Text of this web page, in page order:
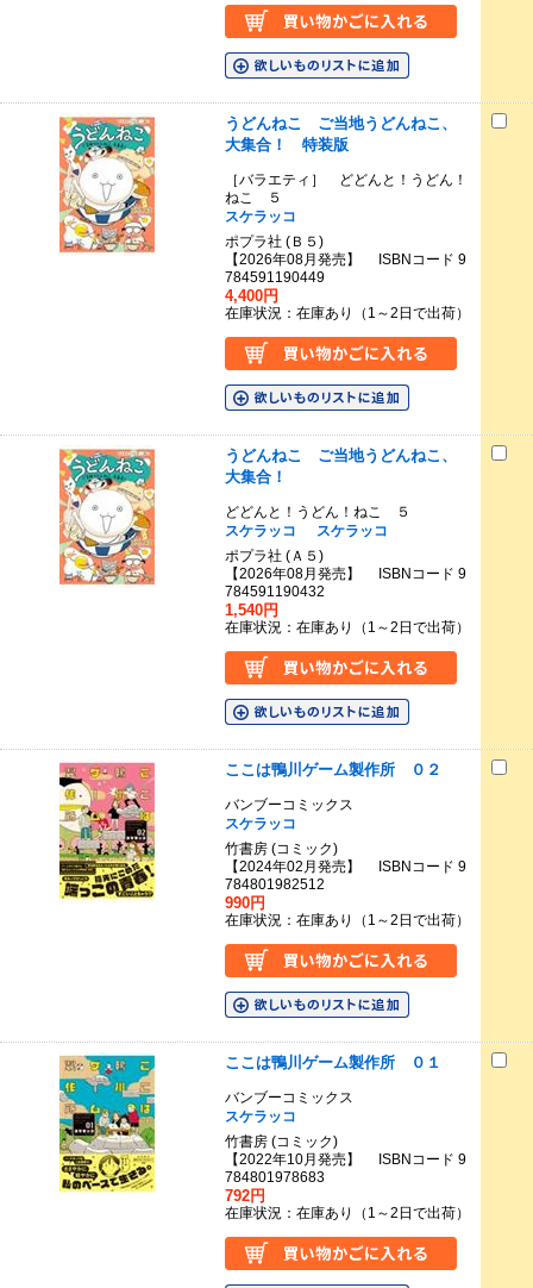
うどんねこ ご当地うどんねこ、
大集合！ 特装版
［バラエティ］ どどんと！うどん！
ねこ ５
スケラッコ
ポプラ社 (Ｂ５)
【2026年08月発売】 ISBNコード 9
784591190449
4,400円
在庫状況：在庫あり（1～2日で出荷）
うどんねこ ご当地うどんねこ、
大集合！
どどんと！うどん！ねこ ５
スケラッコ
スケラッコ
ポプラ社 (Ａ５)
【2026年08月発売】 ISBNコード 9
784591190432
1,540円
在庫状況：在庫あり（1～2日で出荷）
ここは鴨川ゲーム製作所 ０２
バンブーコミックス
スケラッコ
竹書房 (コミック)
【2024年02月発売】 ISBNコード 9
784801982512
990円
在庫状況：在庫あり（1～2日で出荷）
ここは鴨川ゲーム製作所 ０１
バンブーコミックス
スケラッコ
竹書房 (コミック)
【2022年10月発売】 ISBNコード 9
784801978683
792円
在庫状況：在庫あり（1～2日で出荷）